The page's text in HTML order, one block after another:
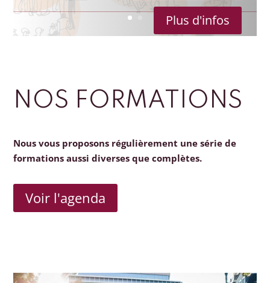
Plus d'infos
NOS FORMATIONS
Nous vous proposons régulièrement une série de
formations aussi diverses que complètes.
Voir l'agenda